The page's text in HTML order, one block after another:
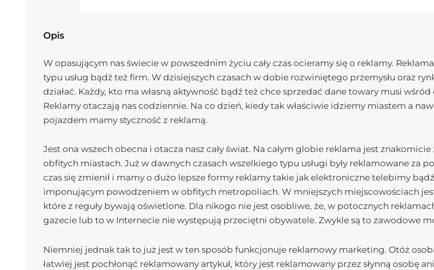
Opis
W opasującym nas świecie w powszednim życiu cały czas ocieramy się o reklamy.
typu usług bądź też firm. W dzisiejszych czasach w dobie rozwiniętego przemysłu oraz
działać. Każdy, kto ma własną aktywność bądź też chce sprzedać dane towary musi
Reklamy otaczają nas codziennie. Na co dzień, kiedy tak właściwie idziemy miastem a
pojazdem mamy styczność z reklamą.
Jest ona wszech obecna i otacza nasz cały świat. Na całym globie reklama jest
obfitych miastach. Już w dawnych czasach wszelkiego typu usługi były reklamowane za
czas się zmienił i mamy o dużo lepsze formy reklamy takie jak elektroniczne telebimy
imponującym powodzeniem w obfitych metropoliach. W mniejszych miejscowościach
które z reguły bywają oświetlone. Dla nikogo nie jest osobliwe, że, w potocznych
gazecie lub to w Internecie nie występują przeciętni obywatele. Zwykle są to zawodowe
Niemniej jednak tak to już jest w ten sposób funkcjonuje reklamowy marketing. Otóż
łatwiej jest pochłonąć reklamowany artykuł, który jest reklamowany przez słynną osobę